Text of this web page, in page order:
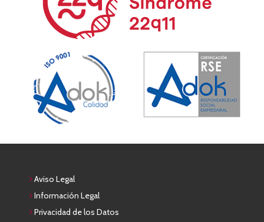
Aviso Legal
Información Legal
Privacidad de los Datos